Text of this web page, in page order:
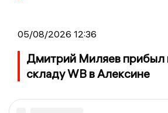
05/08/2026 12:36
Дмитрий Миляев прибыл
складу WB в Алексине